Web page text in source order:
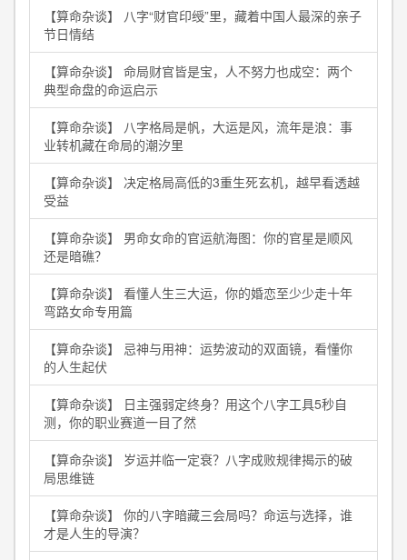
【算命杂谈】 八字“财官印绶”里，藏着中国人最深的亲子
节日情结
【算命杂谈】 命局财官皆是宝，人不努力也成空：两个
典型命盘的命运启示
【算命杂谈】 八字格局是帆，大运是风，流年是浪：事
业转机藏在命局的潮汐里
【算命杂谈】 决定格局高低的3重生死玄机，越早看透越
受益
【算命杂谈】 男命女命的官运航海图：你的官星是顺风
还是暗礁？
【算命杂谈】 看懂人生三大运，你的婚恋至少少走十年
弯路女命专用篇
【算命杂谈】 忌神与用神：运势波动的双面镜，看懂你
的人生起伏
【算命杂谈】 日主强弱定终身？用这个八字工具5秒自
测，你的职业赛道一目了然
【算命杂谈】 岁运并临一定衰？八字成败规律揭示的破
局思维链
【算命杂谈】 你的八字暗藏三会局吗？命运与选择，谁
才是人生的导演？